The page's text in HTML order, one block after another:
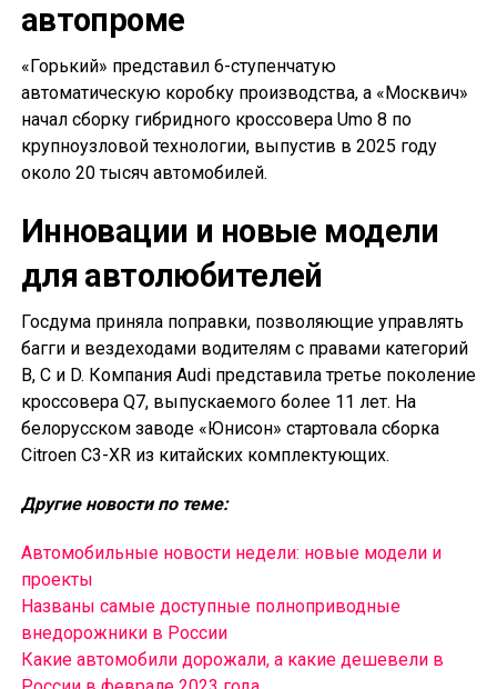
автопроме
«Горький» представил 6-ступенчатую
автоматическую коробку производства, а «Москвич»
начал сборку гибридного кроссовера Umo 8 по
крупноузловой технологии, выпустив в 2025 году
около 20 тысяч автомобилей.
Инновации и новые модели
для автолюбителей
Госдума приняла поправки, позволяющие управлять
багги и вездеходами водителям с правами категорий
B, C и D. Компания Audi представила третье поколение
кроссовера Q7, выпускаемого более 11 лет. На
белорусском заводе «Юнисон» стартовала сборка
Citroen C3-XR из китайских комплектующих.
Другие новости по теме:
Автомобильные новости недели: новые модели и
проекты
Названы самые доступные полноприводные
внедорожники в России
Какие автомобили дорожали, а какие дешевели в